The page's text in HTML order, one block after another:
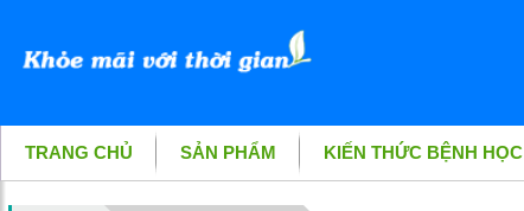
TRANG CHỦ SẢN PHẨM KIẾN THỨC BỆNH HỌC